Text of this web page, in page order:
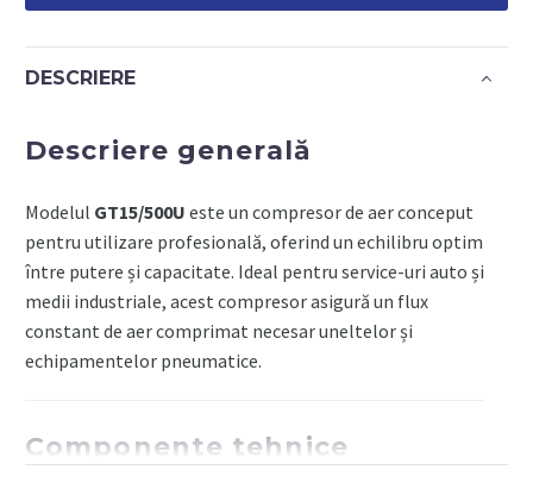
-
13BAR
-
surub
uscator
(Rezervor
500l)
-
SCHUTZEN
DESCRIERE
Descriere generală
Modelul GT15/500U este un compresor de aer conceput
pentru utilizare profesională, oferind un echilibru optim
între putere și capacitate. Ideal pentru service-uri auto și
medii industriale, acest compresor asigură un flux
constant de aer comprimat necesar uneltelor și
echipamentelor pneumatice.
Componente tehnice